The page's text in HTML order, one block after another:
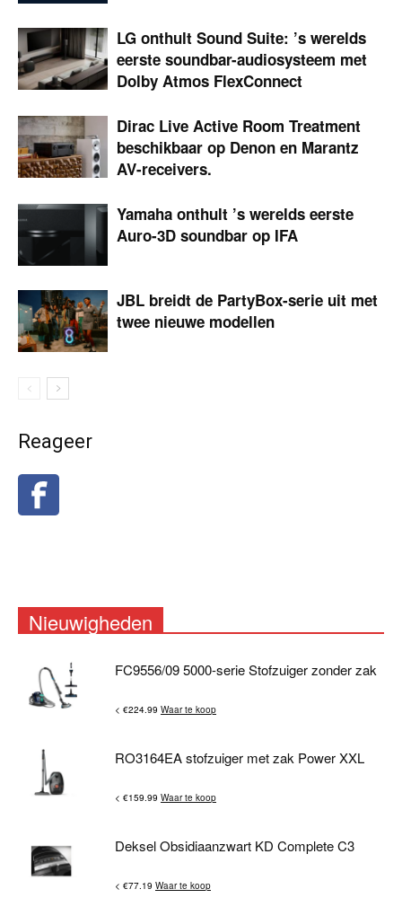
LG onthult Sound Suite: ’s werelds
eerste soundbar-audio­systeem met
Dolby Atmos FlexConnect
Dirac Live Active Room Treatment
beschikbaar op Denon en Marantz
AV-receivers.
Yamaha onthult ’s werelds eerste
Auro-3D soundbar op IFA
JBL breidt de PartyBox-serie uit met
twee nieuwe modellen
Reageer
Nieuwigheden
FC9556/09 5000-serie Stofzuiger zonder zak
< €224.99 Waar te koop
RO3164EA stofzuiger met zak Power XXL
< €159.99 Waar te koop
Deksel Obsidiaanzwart KD Complete C3
< €77.19 Waar te koop